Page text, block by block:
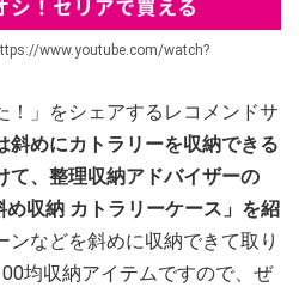
www.youtube.com/watch?
！」をシェアするレコメンドサ
斜めにカトラリーを収納できる
て、整理収納アドバイザーの
収納 カトラリーケース」を紹
ンなどを斜めに収納できて取り
均収納アイテムですので、ぜ